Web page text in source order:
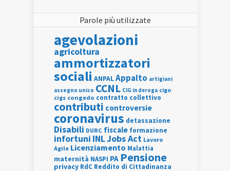
Parole più utilizzate
agevolazioni
agricoltura
ammortizzatori
sociali ANPALAppalto artigiani
assegno unico CCNL CIG in deroga cigo
cigs congedo contratto collettivo
contributi controversie
coronavirus detassazione
Disabili DURC fiscale formazione
infortuni INLJobs Act Lavoro
Agile Licenziamento Malattia
maternità NASPI PA Pensione
privacy RdC Reddito di Cittadinanza